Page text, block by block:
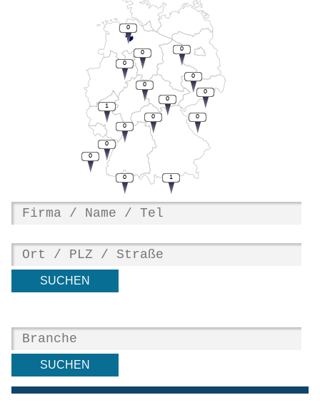
0
0
1
0
0
0
0
0
0
0
0
0
0
0
0
1